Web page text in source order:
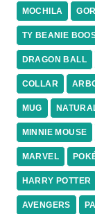
MOCHILA
TY BEANIE
DRAGON BALL
COLLAR
MUG
MINNIE MOUSE
MARVEL
HARRY POTTER
AVENGERS